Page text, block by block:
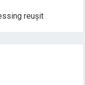
reușit